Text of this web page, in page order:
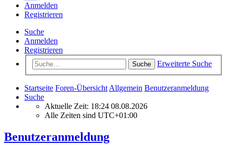
Anmelden
Registrieren
Suche
Anmelden
Registrieren
Suche Erweiterte Suche
Startseite Foren-Übersicht Allgemein Benutzeranmeldung
Suche
Aktuelle Zeit: 18:24 08.08.2026
Alle Zeiten sind UTC+01:00
Benutzeranmeldung